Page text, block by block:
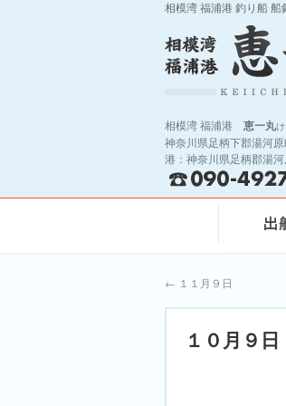
相模湾 福浦港 釣り船
相模湾 福浦港 恵一丸
神奈川県足柄下郡湯河
港：神奈川県足柄郡湯
← １１月９日
１０月９日